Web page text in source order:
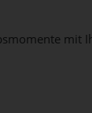
mit